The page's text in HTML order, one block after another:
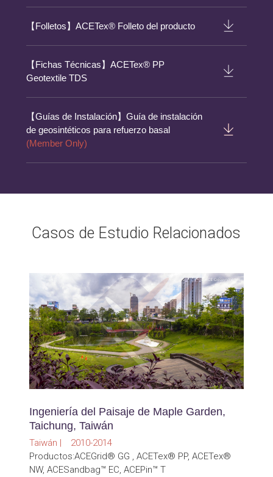
【Folletos】ACETex® Folleto del producto
【Fichas Técnicas】ACETex® PP
Geotextile TDS
【Guías de Instalación】Guía de instalación
de geosintéticos para refuerzo basal
(Member Only)
Casos de Estudio Relacionados
Ingeniería del Paisaje de Maple Garden,
Taichung, Taiwán
Taiwán | 2010-2014
Productos:ACEGrid® GG , ACETex® PP, ACETex®
NW, ACESandbag™ EC, ACEPin™ T